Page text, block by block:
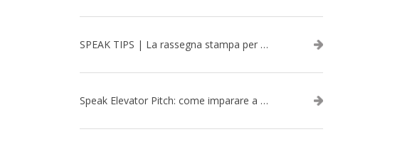
SPEAK TIPS | La rassegna stampa per migliorare l’inglese - marzo 2026
Speak Elevator Pitch: come imparare a gestire una presentazione in inglese